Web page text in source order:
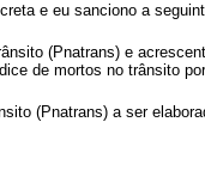
e eu sanciono a
(Pnatrans) e
de mortos no trânsito
(Pnatrans) a ser